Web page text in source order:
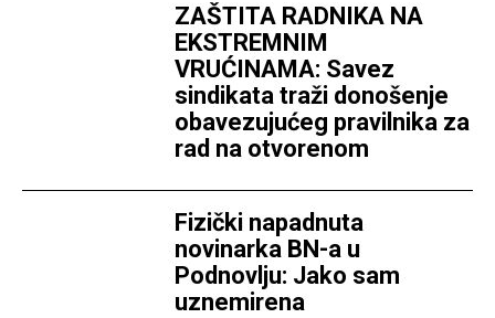
ZAŠTITA RADNIKA NA
EKSTREMNIM
VRUĆINAMA: Savez
sindikata traži donošenje
obavezujućeg pravilnika za
rad na otvorenom
Fizički napadnuta
novinarka BN-a u
Podnovlju: Jako sam
uznemirena